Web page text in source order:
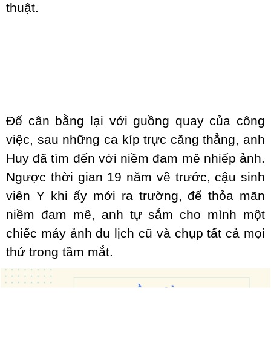
thuật.
Để cân bằng lại với guồng quay của công
việc, sau những ca kíp trực căng thẳng, anh
Huy đã tìm đến với niềm đam mê nhiếp ảnh.
Ngược thời gian 19 năm về trước, cậu sinh
viên Y khi ấy mới ra trường, để thỏa mãn
niềm đam mê, anh tự sắm cho mình một
chiếc máy ảnh du lịch cũ và chụp tất cả mọi
thứ trong tầm mắt.